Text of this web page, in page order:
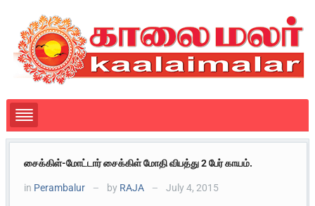
சைக்கிள்-மோட்டார் சைக்கிள் மோதி விபத்து 2 பேர் காயம்.
in Perambalur — by RAJA — July 4, 2015